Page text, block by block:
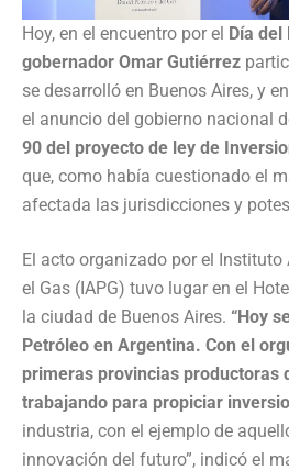
Hoy, en el encuentro por el Día del
gobernador Omar Gutiérrez
se desarrolló en Buenos Aires, y
el anuncio del gobierno nacional
90 del proyecto de ley de
que, como había cuestionado el
afectada las jurisdicciones y
El acto organizado por el Instituto
el Gas (IAPG) tuvo lugar en el
la ciudad de Buenos Aires. “Hoy
Petróleo en Argentina. Con el
primeras provincias productoras
trabajando para propiciar
industria, con el ejemplo de
innovación del futuro”, indicó el